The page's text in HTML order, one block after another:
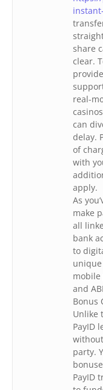
share
clear.
real-
can
delay.
of
with
apply.
As
make
all
bank
to
mobile
and
Bonus
Unlike
PayID
party.
PayID